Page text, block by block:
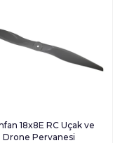
18x8E RC Uçak ve
Drone Pervanesi